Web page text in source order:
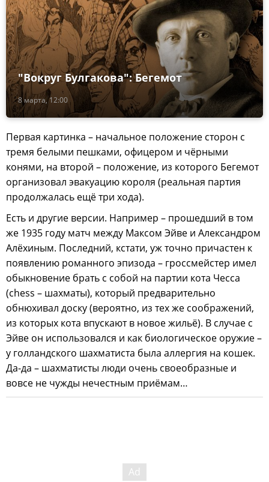
8 марта, 12:00
"Вокруг Булгакова": Бегемот
Первая картинка – начальное положение сторон с
тремя белыми пешками, офицером и чёрными
конями, на второй – положение, из которого Бегемот
организовал эвакуацию короля (реальная партия
продолжалась ещё три хода).
Есть и другие версии. Например – прошедший в том
же 1935 году матч между Максом Эйве и Александром
Алёхиным. Последний, кстати, уж точно причастен к
появлению романного эпизода – гроссмейстер имел
обыкновение брать с собой на партии кота Чесса
(chess – шахматы), который предварительно
обнюхивал доску (вероятно, из тех же соображений,
из которых кота впускают в новое жильё). В случае с
Эйве он использовался и как биологическое оружие –
у голландского шахматиста была аллергия на кошек.
Да-да – шахматисты люди очень своеобразные и
вовсе не чужды нечестным приёмам…